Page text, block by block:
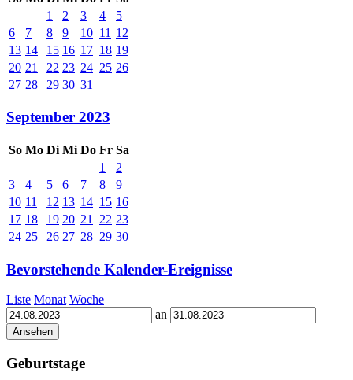
1
2 3 4
5
6
7 8 9 10 11 12
13 14 15 16 17 18 19
20 21 22 23 24 25 26
27 28 29 30 31
September 2023
So Mo Di Mi Do Fr Sa
1
2
3
4 5 6 7 8
9
10 11 12 13 14 15 16
17 18 19 20 21 22 23
24 25 26 27 28 29 30
Bevorstehende Kalender-Ereignisse
Liste Monat Woche
an
Geburtstage